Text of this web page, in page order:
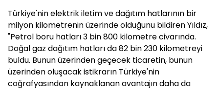
Türkiye'nin elektrik iletim ve dağıtım hatlarının bir
milyon kilometrenin üzerinde olduğunu bildiren Yıldız,
"Petrol boru hatları 3 bin 800 kilometre civarında.
Doğal gaz dağıtım hatları da 82 bin 230 kilometreyi
buldu. Bunun üzerinden geçecek ticaretin, bunun
üzerinden oluşacak istikrarın Türkiye'nin
coğrafyasından kaynaklanan avantajın daha da